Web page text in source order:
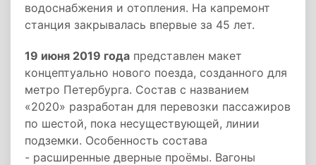
водоснабжения и отопления. На капремонт
станция закрывалась впервые за 45 лет.
19 июня 2019 года представлен макет
концептуально нового поезда, созданного для
метро Петербурга. Состав с названием
«2020» разработан для перевозки пассажиров
по шестой, пока несуществующей, линии
подземки. Особенность состава
- расширенные дверные проёмы. Вагоны